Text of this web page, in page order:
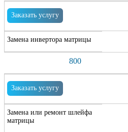
Заказать услугу
Замена инвертора матрицы
800
Заказать услугу
Замена или ремонт шлейфа
матрицы